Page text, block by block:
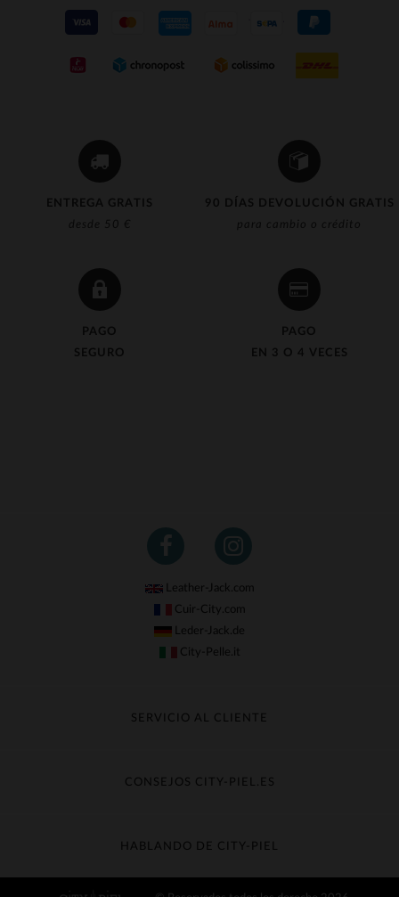
ENTREGA GRATIS
desde 50 €
90 DÍAS DEVOLUCIÓN GRATIS
para cambio o crédito
PAGO
SEGURO
PAGO
EN 3 O 4 VECES
Leather-Jack.com
Cuir-City.com
Leder-Jack.de
City-Pelle.it
SERVICIO AL CLIENTE
Cambio & Reembolso
Contacte con el servicio de atención al cliente
CONSEJOS CITY-PIEL.ES
Guía de materiales
HABLANDO DE CITY-PIEL